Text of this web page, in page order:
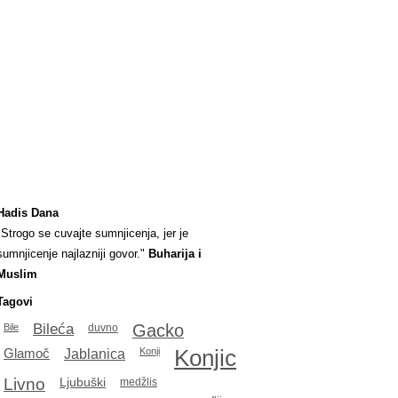
Dana
se cuvajte sumnjicenja, jer je
najlazniji govor." Buharija i
Bile Bileća duvno Gacko
Glamoč Jablanica Konji Konjic
Livno Ljubuški medžlis